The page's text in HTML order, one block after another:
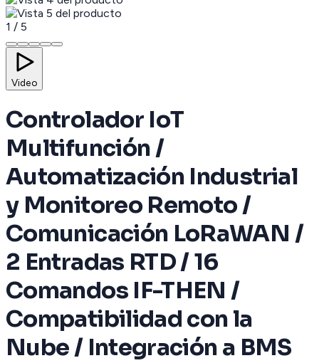
1 / 5
Video
Controlador IoT
Multifunción /
Automatización Industrial
y Monitoreo Remoto /
Comunicación LoRaWAN /
2 Entradas RTD / 16
Comandos IF-THEN /
Compatibilidad con la
Nube / Integración a BMS